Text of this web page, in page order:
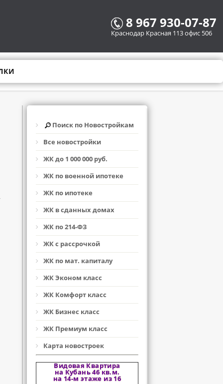
8 967 930-07-87
Краснодар Красная 113 офис 506
Поиск по Новостройкам
Все новостройки
ЖК до 1 000 000 руб.
ЖК по военной ипотеке
ЖК по ипотеке
ЖК в сданных домах
ЖК по 214-ФЗ
ЖК с рассрочкой
ЖК по мат. капиталу
ЖК Эконом класс
ЖК Комфорт класс
ЖК Бизнес класс
ЖК Премиум класс
Карта новостроек
Видовая Квартира
на Кубань 46 кв.м.
на 14-м этаже из 16